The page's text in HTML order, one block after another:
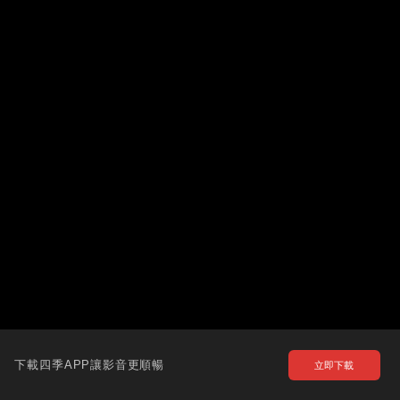
下載四季APP讓影音更順暢 立即下載